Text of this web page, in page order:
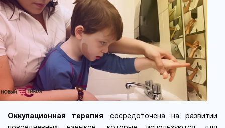
Оккупационная терапия
сосредоточена на развитии